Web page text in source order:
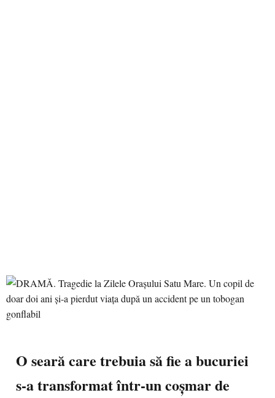
O seară care trebuia să fie a bucuriei
s-a transformat într-un coșmar de